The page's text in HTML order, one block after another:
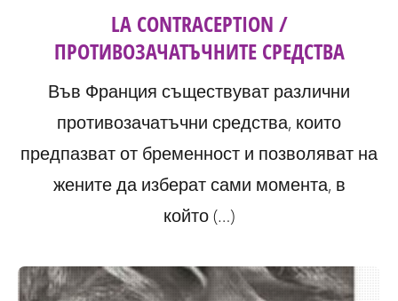
LA CONTRACEPTION /
ПРОТИВОЗАЧАТЪЧНИТЕ СРЕДСТВА
Във Франция съществуват различни
противозачатъчни средства, които
предпазват от бременност и позволяват на
жените да изберат сами момента, в
който (…)